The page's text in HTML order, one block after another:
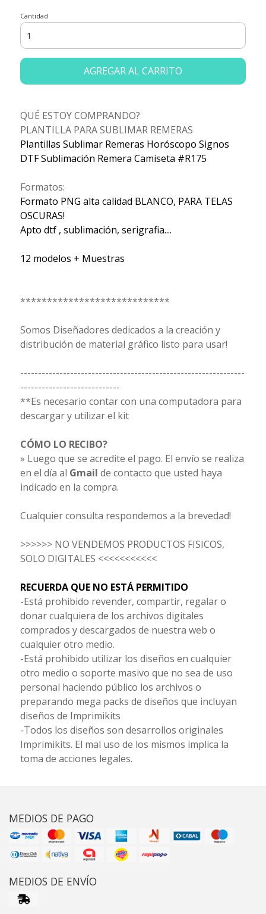
Cantidad
AGREGAR AL CARRITO
QUÉ ESTOY COMPRANDO?
PLANTILLA PARA SUBLIMAR REMERAS
Plantillas Sublimar Remeras Horóscopo Signos
DTF Sublimación Remera Camiseta #R175
Formatos:
Formato PNG alta calidad BLANCO, PARA TELAS
OSCURAS!
Apto dtf , sublimación, serigrafia....
12 modelos + Muestras
****************************
Somos Diseñadores dedicados a la creación y
distribución de material gráfico listo para usar!
---------------------------------------------------------------
----------------------------
**Es necesario contar con una computadora para
descargar y utilizar el kit
CÓMO LO RECIBO?
» Luego que se acredite el pago. El envío se realiza
en el día al Gmail de contacto que usted haya
indicado en la compra.
Cualquier consulta respondemos a la brevedad!
>>>>>> NO VENDEMOS PRODUCTOS FISICOS,
SOLO DIGITALES <<<<<<<<<<<
RECUERDA QUE NO ESTÁ PERMITIDO
-Está prohibido revender, compartir, regalar o
donar cualquiera de los archivos digitales
comprados y descargados de nuestra web o
cualquier otro medio.
-Está prohibido utilizar los diseños en cualquier
otro medio o soporte masivo que no sea de uso
personal haciendo público los archivos o
preparando mega packs de diseños que incluyan
diseños de Imprimikits
-Todos los diseños son desarrollos originales
Imprimikits. El mal uso de los mismos implica la
toma de acciones legales.
MEDIOS DE PAGO
MEDIOS DE ENVÍO